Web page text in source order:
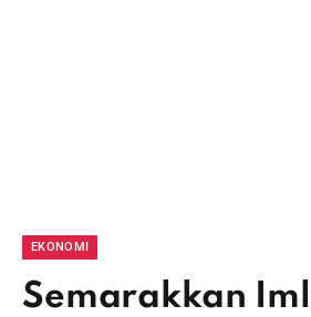
EKONOMI
Semarakkan